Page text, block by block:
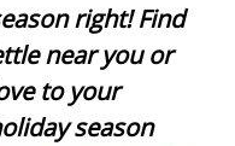
right! Find
near you or
to your
season